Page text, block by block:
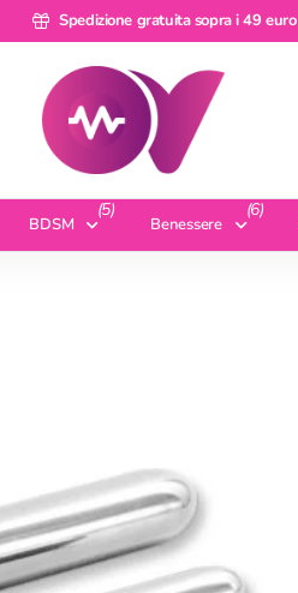
Spedizione gratuita sopra i 49 euro
BDSM
(5)
Benessere
(6)